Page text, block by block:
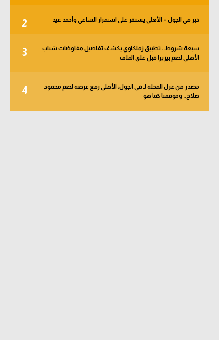
2 خبر في الجول – الأهلي يستقر على استمرار الساعي وأحمد عيد
3
سبعة شروط.. تطبيق زملكاوي يكشف تفاصيل مفاوضات شباب
الأهلي لضم بيزيرا قبل غلق الملف
4
مصدر من غزل المحلة لـ في الجول: الأهلي رفع عرضه لضم محمود
صلاح.. وموقفنا كما هو